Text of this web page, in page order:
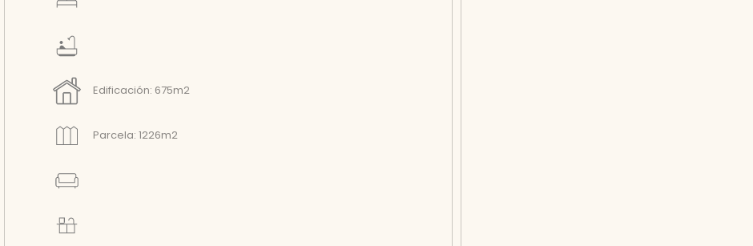
Edificación: 675m2
Parcela: 1226m2